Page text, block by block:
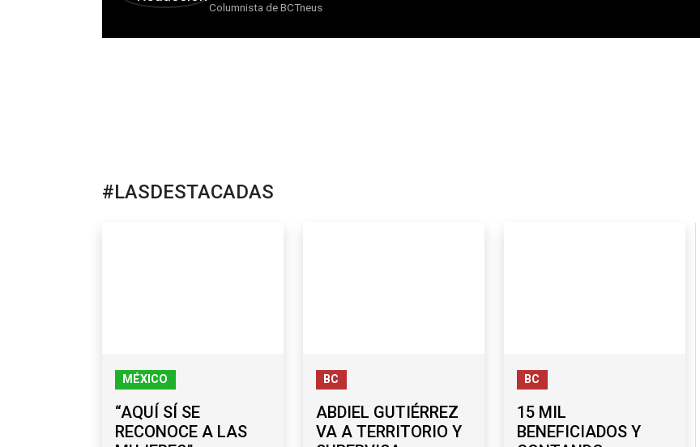
Columnista de BCTneus
#LASDESTACADAS
MÉXICO
“AQUÍ SÍ SE
RECONOCE A LAS
BC
ABDIEL GUTIÉRREZ
VA A TERRITORIO Y
BC
15 MIL
BENEFICIADOS Y